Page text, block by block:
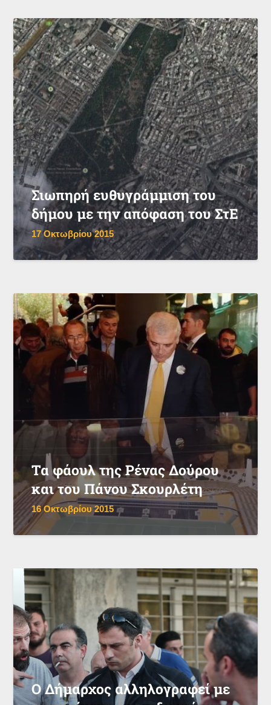
Σιωπηρή ευθυγράμμιση του
δήμου με την απόφαση του ΣτΕ
17 Οκτωβρίου 2015
Τα φάουλ της Ρένας Δούρου
και του Πάνου Σκουρλέτη
16 Οκτωβρίου 2015
Ο Δήμαρχος αλληλογραφεί με